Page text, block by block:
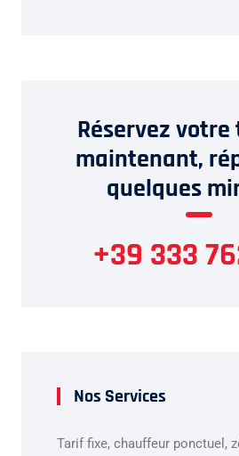
Réservez
maintenant,
quelques
+39 333
Nos Services
Tarif fixe, chauffeur ponctuel,